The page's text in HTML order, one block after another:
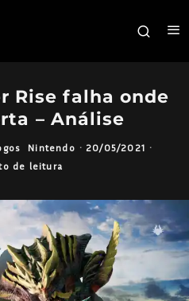
Rise falha onde
– Análise
Nintendo · 20/05/2021 ·
de leitura